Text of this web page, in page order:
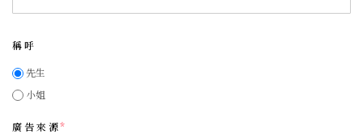
稱呼
先生
小姐
廣告來源